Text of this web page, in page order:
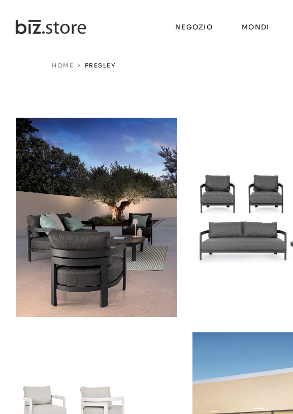
NEGOZIO MONDI
HOME PRESLEY